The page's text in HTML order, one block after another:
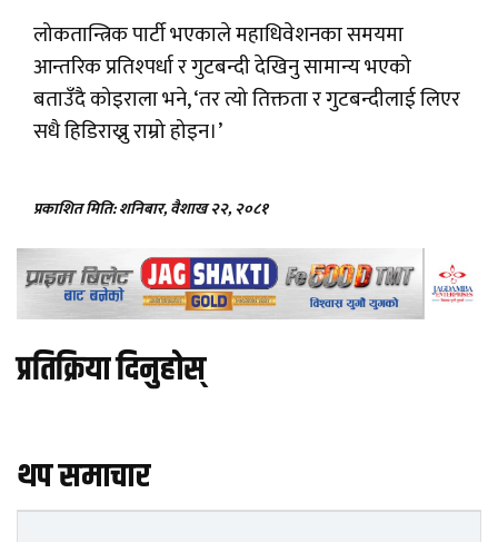
लोकतान्त्रिक पार्टी भएकाले महाधिवेशनका समयमा
आन्तरिक प्रतिश्पर्धा र गुटबन्दी देखिनु सामान्य भएको
बताउँदै कोइराला भने, ‘तर त्यो तिक्तता र गुटबन्दीलाई लिएर
सधै हिडिराख्नु राम्रो होइन।’
प्रकाशित मिति: शनिबार, वैशाख २२, २०८१
प्रतिक्रिया दिनुहोस्
थप समाचार